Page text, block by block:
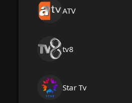
ATV
tv8
Star Tv